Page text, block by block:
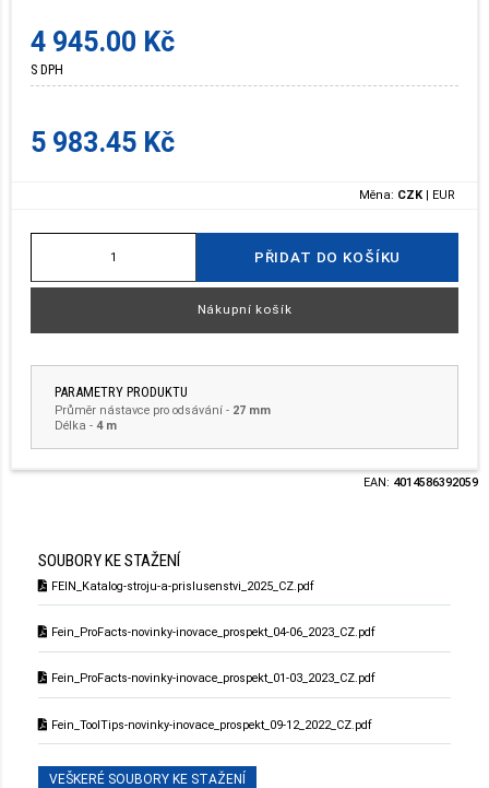
4 945.00 Kč
S DPH
5 983.45 Kč
Měna: CZK | EUR
PŘIDAT DO KOŠÍKU
Nákupní košík
PARAMETRY PRODUKTU
Průměr nástavce pro odsávání- 27 mm
Délka - 4 m
EAN: 4014586392059
SOUBORY KE STAŽENÍ
FEIN_Katalog-stroju-a-prislusenstvi_2025_CZ.pdf
Fein_ProFacts-novinky-inovace_prospekt_04-06_2023_CZ.pdf
Fein_ProFacts-novinky-inovace_prospekt_01-03_2023_CZ.pdf
Fein_ToolTips-novinky-inovace_prospekt_09-12_2022_CZ.pdf
VEŠKERÉ SOUBORY KE STAŽENÍ